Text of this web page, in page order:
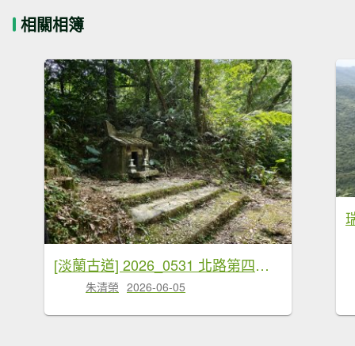
相關相簿
[淡蘭古道] 2026_0531 北路第四段_金字碑古道(上)-牡丹段
朱清榮 2026-06-05